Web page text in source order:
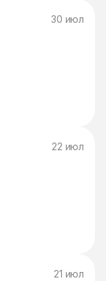
30 июл
22 июл
21 июл